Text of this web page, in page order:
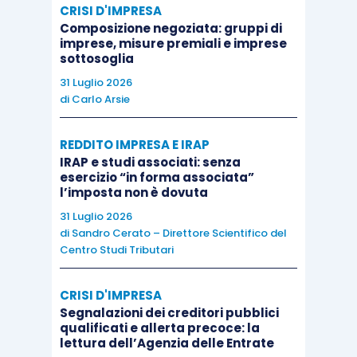
autonoma soggettività giuridica,chiarendo
beneficiaredell’agevolazione sono lesingole
impreseaderenti alla rete, con la conseguenza
che gli atti posti in essere in esecuzione del
programma di reteproducono effetti
direttamente nelle sfere giuridico-soggettive
dei partecipanti alla rete.
dirittoalcredito di impostain relazione ai costi
eleggibili a loro fatturati o “ribaltati” dall’impresa
Di converso, nel caso in cui l’investimento sia
effettuato da una “rete-soggetto”, vale a dire un
CRISI D'IMPRESA
Composizione negoziata: gruppi di
imprese, misure premiali e imprese
sottosoglia
31 Luglio 2026
di Carlo Arsie
REDDITO IMPRESA E IRAP
IRAP e studi associati: senza
esercizio “in forma associata”
l’imposta non è dovuta
31 Luglio 2026
di Sandro Cerato – Direttore Scientifico del
Centro Studi Tributari
CRISI D'IMPRESA
Segnalazioni dei creditori pubblici
qualificati e allerta precoce: la
lettura dell’Agenzia delle Entrate